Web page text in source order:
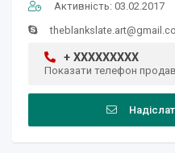
Активність: 03.02.2017
+ XXXXXXXXX
Показати телефон